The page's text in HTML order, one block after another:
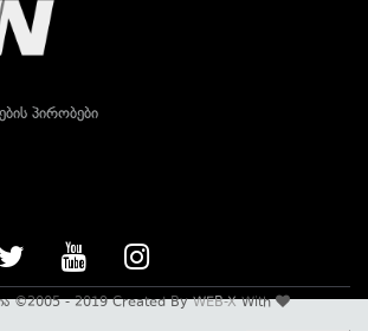
პირობები
©2005 - 2019 Created ByWEB-XWith